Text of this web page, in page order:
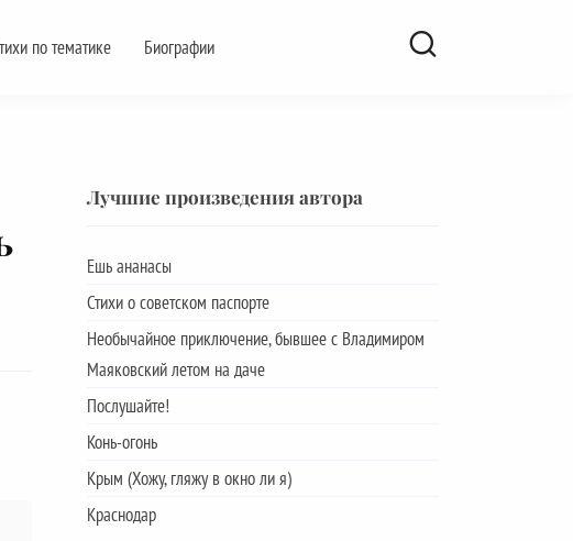
по тематике Биографии
Лучшие произведения автора
Ешь ананасы
Стихи о советском паспорте
Необычайное приключение, бывшее с Владимиром
Маяковский летом на даче
Послушайте!
Конь-огонь
Крым (Хожу, гляжу в окно ли я)
Краснодар